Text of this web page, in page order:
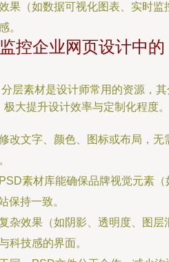
果（如数据可视化图表、实时监
。
控企业网页设计中的
层素材是设计师常用的资源，其
大提升设计效率与定制化程度。
改文字、颜色、图标或布局，无
素材库能确保品牌视觉元素（
保持一致。
杂效果（如阴影、透明度、图层
科技感的界面。